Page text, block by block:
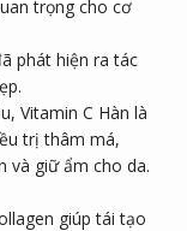
trọng cho cơ
phát hiện ra tác
Vitamin C Hàn là
trị thâm má,
và giữ ẩm cho da.
giúp tái tạo